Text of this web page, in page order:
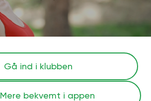
Gå ind i klubben
Mere bekvemt i appen